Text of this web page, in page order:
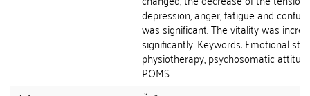
depression, anger, fatigue and
was significant. The vitality was
significantly. Keywords: Emotional
physiotherapy, psychosomatic
POMS